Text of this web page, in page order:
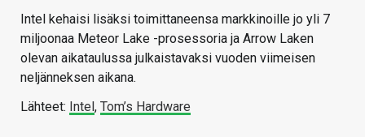
Intel kehaisi lisäksi toimittaneensa markkinoille jo yli 7
miljoonaa Meteor Lake -prosessoria ja Arrow Laken
olevan aikataulussa julkaistavaksi vuoden viimeisen
neljänneksen aikana.
Lähteet: Intel , Tom’s Hardware